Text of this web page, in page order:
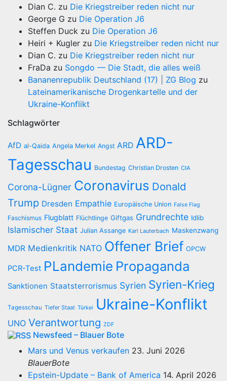
Dian C. zu Die Kriegstreiber reden nicht nur
George G zu Die Operation J6
Steffen Duck zu Die Operation J6
Heiri + Kugler zu Die Kriegstreiber reden nicht nur
Dian C. zu Die Kriegstreiber reden nicht nur
FraDa zu Songdo — Die Stadt, die alles weiß
Bananenrepublik Deutschland (17) | ZG Blog zu
Lateinamerikanische Drogenkartelle und der
Ukraine-Konflikt
Schlagwörter
AfD al-Qaida Angela Merkel Angst ARD ARD-
Tagesschau Bundestag Christian Drosten CIA
Corona-Lügner Coronavirus Donald
Trump Dresden Empathie Europäische Union False Flag
Faschismus Flugblatt Flüchtlinge Giftgas Grundrechte Idlib
Islamischer Staat Julian Assange Karl Lauterbach Maskenzwang
MDR Medienkritik NATO Offener Brief OPCW
PCR-Test PLandemie Propaganda
Sanktionen Staatsterrorismus Syrien Syrien-Krieg
Tagesschau Tiefer Staat Türkei Ukraine-Konflikt
UNO Verantwortung ZDF
Newsfeed – Blauer Bote
Mars und Venus verkaufen 23. Juni 2026
BlauerBote
Epstein-Update – Bank of America 14. April 2026